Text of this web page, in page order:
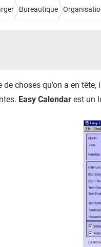
Bureautique
choses qu’on a en
Easy Calendar est un